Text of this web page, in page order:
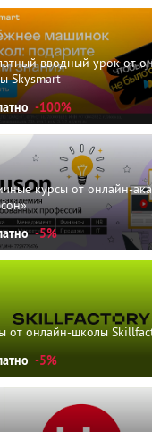
вводный урок от
Skysmart
-100%
курсы от онлайн-
-5%
от онлайн-школы
-5%